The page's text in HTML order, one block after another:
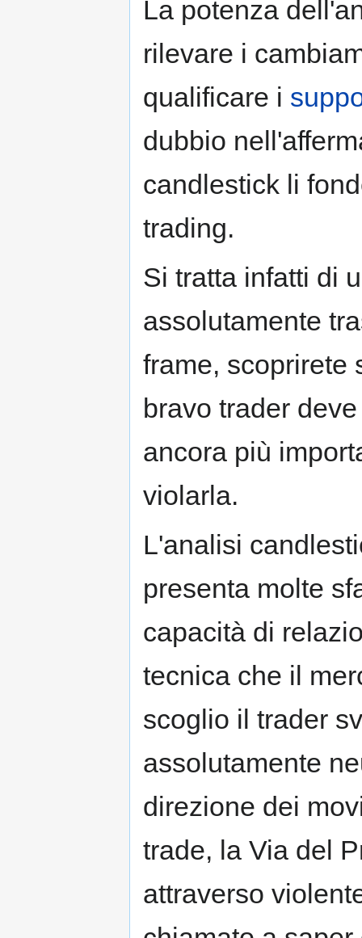
La potenza
rilevare i
qualificare i
dubbio
candlestick li
trading.
Si tratta infatti di
assolutamente
frame, scoprirete
bravo trader
ancora più
violarla.
L'analisi
presenta molte
capacità di
tecnica che il
scoglio il trader
assolutamente
direzione dei
trade, la Via del
attraverso